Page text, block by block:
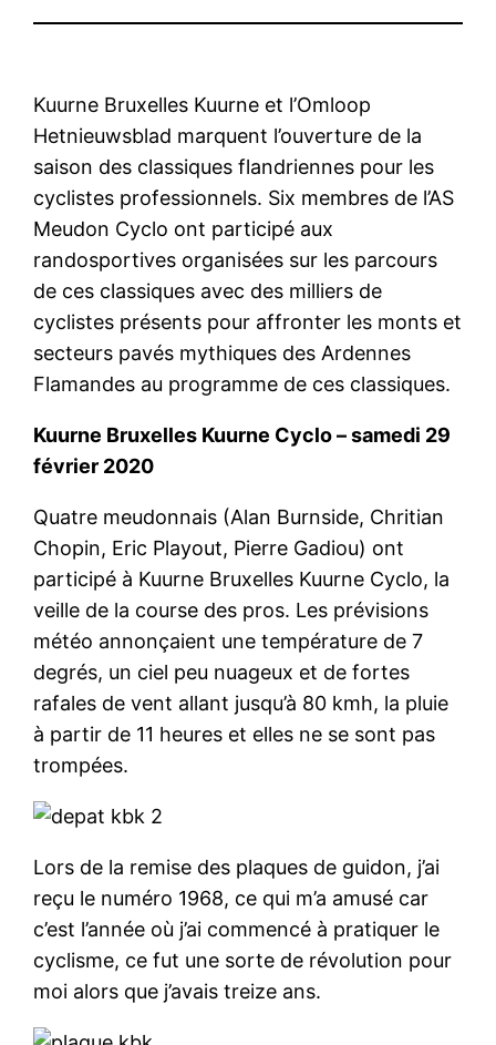
Kuurne Bruxelles Kuurne et l’Omloop
Hetnieuwsblad marquent l’ouverture de la
saison des classiques flandriennes pour les
cyclistes professionnels. Six membres de l’AS
Meudon Cyclo ont participé aux
randosportives organisées sur les parcours
de ces classiques avec des milliers de
cyclistes présents pour affronter les monts et
secteurs pavés mythiques des Ardennes
Flamandes au programme de ces classiques.
Kuurne Bruxelles Kuurne Cyclo – samedi 29
février 2020
Quatre meudonnais (Alan Burnside, Chritian
Chopin, Eric Playout, Pierre Gadiou) ont
participé à Kuurne Bruxelles Kuurne Cyclo, la
veille de la course des pros. Les prévisions
météo annonçaient une température de 7
degrés, un ciel peu nuageux et de fortes
rafales de vent allant jusqu’à 80 kmh, la pluie
à partir de 11 heures et elles ne se sont pas
trompées.
Lors de la remise des plaques de guidon, j’ai
reçu le numéro 1968, ce qui m’a amusé car
c’est l’année où j’ai commencé à pratiquer le
cyclisme, ce fut une sorte de révolution pour
moi alors que j’avais treize ans.